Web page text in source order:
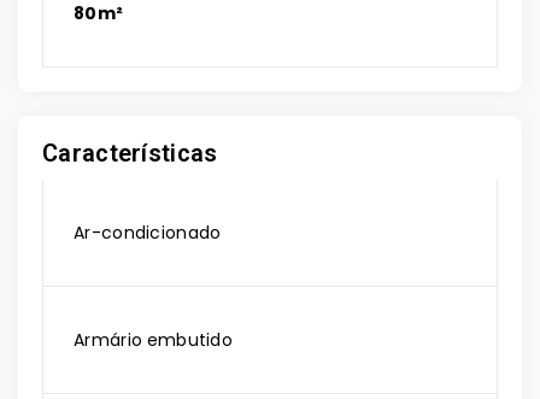
80m²
Características
Ar-condicionado
Armário embutido